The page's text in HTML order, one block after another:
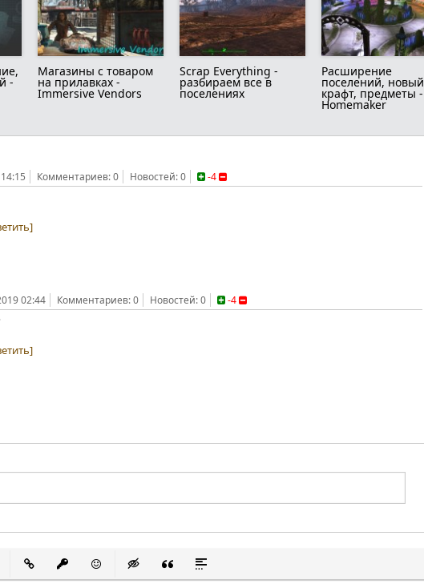
-
Магазины с товаром
на прилавках -
Immersive Vendors
Scrap Everything -
разбираем все в
поселениях
Расширение
поселений, новый
крафт, предметы -
Homemaker
Комментариев: 0 Новостей: 0 -4
02:44 Комментариев: 0 Новостей: 0 -4